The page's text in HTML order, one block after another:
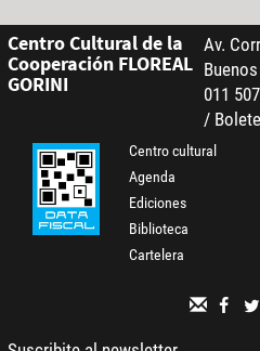
Centro Cultural de la
Cooperación FLOREAL
GORINI
Av.
011
/
Centro cultural
Agenda
Ediciones
Biblioteca
Cartelera